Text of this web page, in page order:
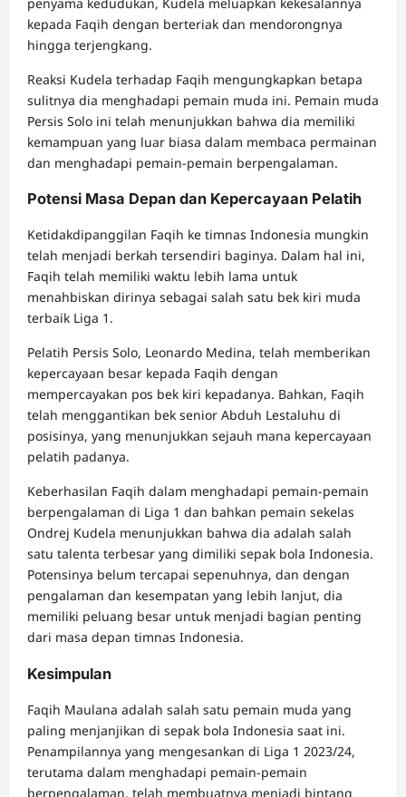
kepada Faqih dengan berteriak dan mendorongnya
hingga terjengkang.
Reaksi Kudela terhadap Faqih mengungkapkan betapa
sulitnya dia menghadapi pemain muda ini. Pemain muda
Persis Solo ini telah menunjukkan bahwa dia memiliki
kemampuan yang luar biasa dalam membaca permainan
dan menghadapi pemain-pemain berpengalaman.
Potensi Masa Depan dan Kepercayaan Pelatih
Ketidakdipanggilan Faqih ke timnas Indonesia mungkin
telah menjadi berkah tersendiri baginya. Dalam hal ini,
Faqih telah memiliki waktu lebih lama untuk
menahbiskan dirinya sebagai salah satu bek kiri muda
terbaik Liga 1.
Pelatih Persis Solo, Leonardo Medina, telah memberikan
kepercayaan besar kepada Faqih dengan
mempercayakan pos bek kiri kepadanya. Bahkan, Faqih
telah menggantikan bek senior Abduh Lestaluhu di
posisinya, yang menunjukkan sejauh mana kepercayaan
pelatih padanya.
Keberhasilan Faqih dalam menghadapi pemain-pemain
berpengalaman di Liga 1 dan bahkan pemain sekelas
Ondrej Kudela menunjukkan bahwa dia adalah salah
satu talenta terbesar yang dimiliki sepak bola Indonesia.
Potensinya belum tercapai sepenuhnya, dan dengan
pengalaman dan kesempatan yang lebih lanjut, dia
memiliki peluang besar untuk menjadi bagian penting
dari masa depan timnas Indonesia.
Kesimpulan
Faqih Maulana adalah salah satu pemain muda yang
paling menjanjikan di sepak bola Indonesia saat ini.
Penampilannya yang mengesankan di Liga 1 2023/24,
terutama dalam menghadapi pemain-pemain
berpengalaman, telah membuatnya menjadi bintang